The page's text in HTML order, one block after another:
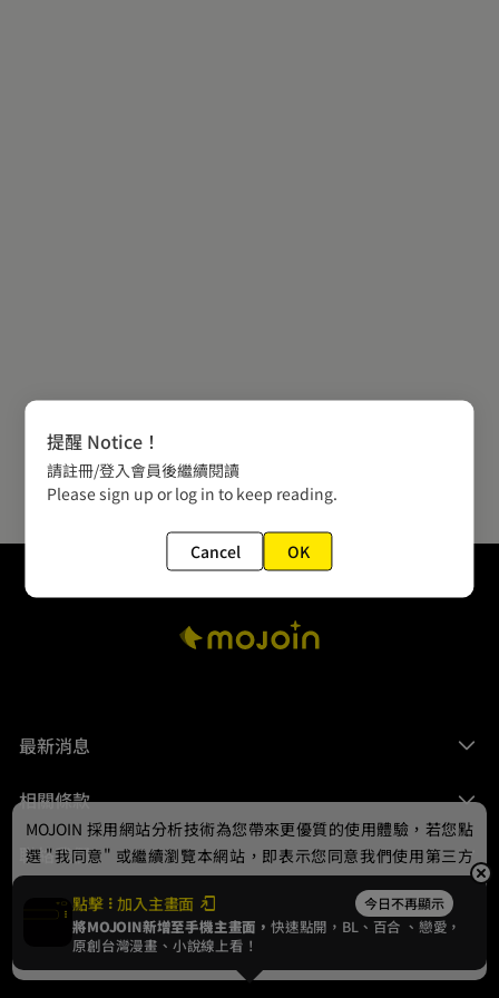
最新消息
相關條款
聯絡我們
© 2024 gamania Digital Entertainment Co., Ltd.
點擊 加入主畫面 今日不再顯示
將MOJOIN新增至手機主畫面，快速點開，BL、 百合 、戀愛，
原創台灣漫畫、小說線上看！
MOJOIN 採用網站分析技術為您帶來更優質的使用體驗，若您點
選 "我同意" 或繼續瀏覽本網站，即表示您同意我們使用第三方
Cookie，欲瞭解更多資訊請見隱私權政策。
我同意
提醒 Notice！
請註冊/登入會員後繼續閱讀
Please sign up or log in to keep reading.
Cancel OK